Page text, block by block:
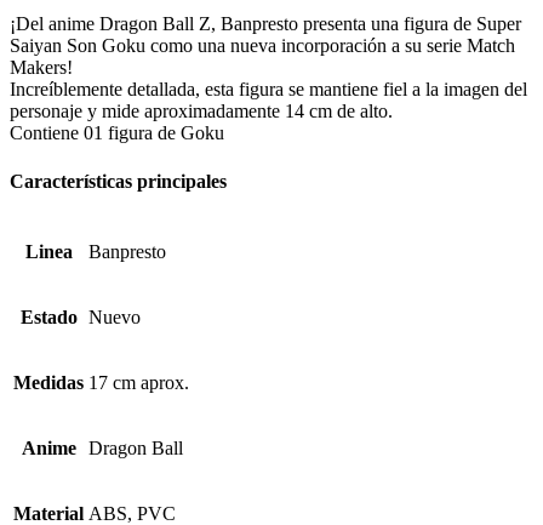
¡Del anime Dragon Ball Z, Banpresto presenta una figura de Super
Saiyan Son Goku como una nueva incorporación a su serie Match
Makers!
Increíblemente detallada, esta figura se mantiene fiel a la imagen del
personaje y mide aproximadamente 14 cm de alto.
Contiene 01 figura de Goku
Características principales
Linea Banpresto
Estado Nuevo
Medidas 17 cm aprox.
Anime Dragon Ball
Material ABS, PVC